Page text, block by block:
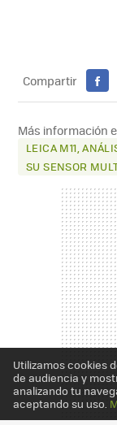
Compartir
Más información
LEICA M11,
SU SENSOR
Utilizamos cookies
de audiencia y
analizando tu
aceptando su uso.